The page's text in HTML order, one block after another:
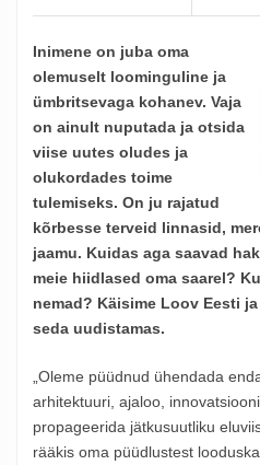
Inimene on juba oma
olemuselt loominguline ja
ümbritsevaga kohanev. Vaja
on ainult nuputada ja otsida
viise uutes oludes ja
olukordades toime
tulemiseks. On ju rajatud
kõrbesse terveid linnasid,
jaamu. Kuidas aga saavad
meie hiidlased oma saarel?
nemad? Käisime Loov Eesti
seda uudistamas.
„Oleme püüdnud ühendada
arhitektuuri, ajaloo,
propageerida jätkusuutliku
rääkis oma püüdlustest